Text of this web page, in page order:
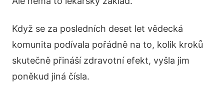
Když se za posledních deset let vědecká
komunita podívala pořádně na to, kolik kroků
skutečně přináší zdravotní efekt, vyšla jim
poněkud jiná čísla.